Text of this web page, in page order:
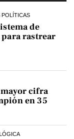
POLÍTICAS
de
rastrear
cifra
en 35